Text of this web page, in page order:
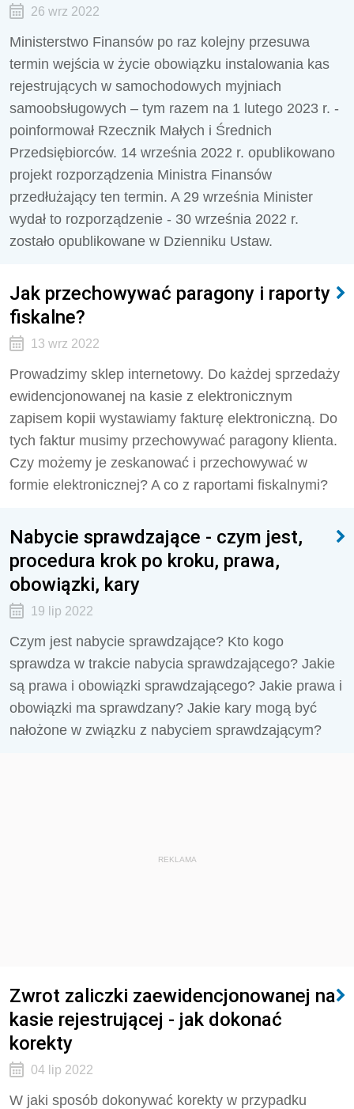
26 wrz 2022
Ministerstwo Finansów po raz kolejny przesuwa
termin wejścia w życie obowiązku instalowania kas
rejestrujących w samochodowych myjniach
samoobsługowych – tym razem na 1 lutego 2023 r. -
poinformował Rzecznik Małych i Średnich
Przedsiębiorców. 14 września 2022 r. opublikowano
projekt rozporządzenia Ministra Finansów
przedłużający ten termin. A 29 września Minister
wydał to rozporządzenie - 30 września 2022 r.
zostało opublikowane w Dzienniku Ustaw.
Jak przechowywać paragony i raporty
fiskalne?
13 wrz 2022
Prowadzimy sklep internetowy. Do każdej sprzedaży
ewidencjonowanej na kasie z elektronicznym
zapisem kopii wystawiamy fakturę elektroniczną. Do
tych faktur musimy przechowywać paragony klienta.
Czy możemy je zeskanować i przechowywać w
formie elektronicznej? A co z raportami fiskalnymi?
Nabycie sprawdzające - czym jest,
procedura krok po kroku, prawa,
obowiązki, kary
19 lip 2022
Czym jest nabycie sprawdzające? Kto kogo
sprawdza w trakcie nabycia sprawdzającego? Jakie
są prawa i obowiązki sprawdzającego? Jakie prawa i
obowiązki ma sprawdzany? Jakie kary mogą być
nałożone w związku z nabyciem sprawdzającym?
REKLAMA
Zwrot zaliczki zaewidencjonowanej na
kasie rejestrującej - jak dokonać
korekty
04 lip 2022
W jaki sposób dokonywać korekty w przypadku